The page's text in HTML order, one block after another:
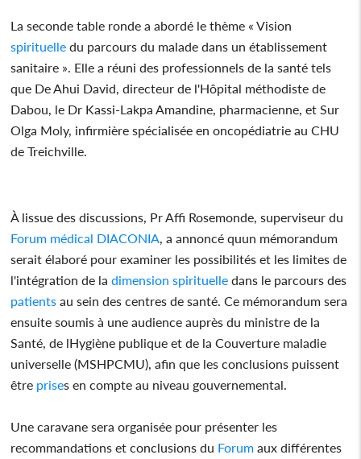
La seconde table ronde a abordé le thème « Vision
spirituelle du parcours du malade dans un établissement
sanitaire ». Elle a réuni des professionnels de la santé tels
que De Ahui David, directeur de l'Hôpital méthodiste de
Dabou, le Dr Kassi-Lakpa Amandine, pharmacienne, et Sur
Olga Moly, infirmière spécialisée en oncopédiatrie au CHU
de Treichville.
À lissue des discussions, Pr Affi Rosemonde, superviseur du
Forum médical DIACONIA , a annoncé quun mémorandum
serait élaboré pour examiner les possibilités et les limites de
l'intégration de la dimension spirituelle dans le parcours des
patients au sein des centres de santé. Ce mémorandum sera
ensuite soumis à une audience auprès du ministre de la
Santé, de lHygiène publique et de la Couverture maladie
universelle (MSHPCMU), afin que les conclusions puissent
être prises en compte au niveau gouvernemental.
Une caravane sera organisée pour présenter les
recommandations et conclusions du Forum aux différentes